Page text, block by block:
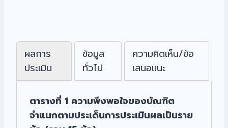
ผลการ
ประเมิน
ข้อมูล
ทั่วไป
ความคิดเห็น/ข้อ
เสนอแนะ
ตารางที่ 1 ความพึงพอใจของบัณฑิต
จำแนกตามประเด็นการประเมินผลเป็นราย